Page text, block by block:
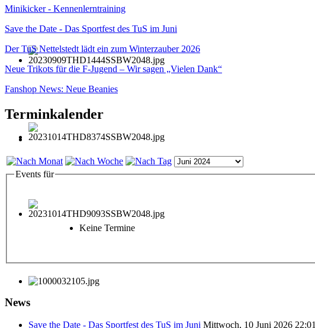
Minikicker - Kennenlerntraining
Save the Date - Das Sportfest des TuS im Juni
Der TuS Nettelstedt lädt ein zum Winterzauber 2026
Neue Trikots für die F-Jugend – Wir sagen „Vielen Dank“
Fanshop News: Neue Beanies
Terminkalender
Events für
Keine Termine
News
Save the Date - Das Sportfest des TuS im Juni Mittwoch, 10 Juni 2026 22:01